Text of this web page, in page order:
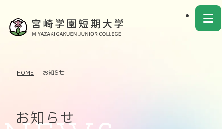
HOME お知らせ
お知らせ